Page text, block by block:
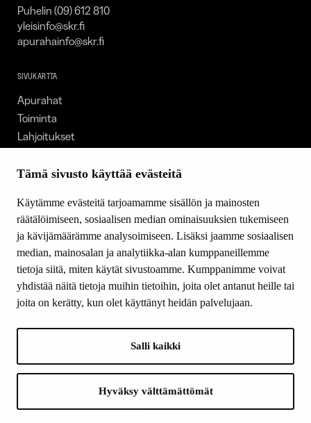
Tämä sivusto käyttää evästeitä
Käytämme evästeitä tarjoamamme sisällön ja mainosten
räätälöimiseen, sosiaalisen median ominaisuuksien tukemiseen
ja kävijämäärämme analysoimiseen. Lisäksi jaamme sosiaalisen
median, mainosalan ja analytiikka-alan kumppaneillemme
tietoja siitä, miten käytät sivustoamme. Kumppanimme voivat
yhdistää näitä tietoja muihin tietoihin, joita olet antanut heille tai
joita on kerätty, kun olet käyttänyt heidän palvelujaan.
Salli kaikki
Hyväksy välttämättömät
Puhelin (09) 612 810
yleisinfo@skr.fi
apurahainfo@skr.fi
SIVUKARTTA
Apurahat
Toiminta
Lahjoitukset
Ajankohtaista
Yhteystiedot
SEURAA MEITÄ
Facebook
Instagram
LinkedIn
Suomen Kulttuurirahasto: